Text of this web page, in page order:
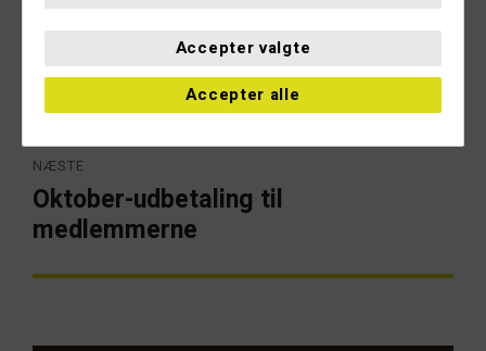
Accepter valgte
Accepter alle
Indlægsnavigation
Forrige
Haves: Godt studiejob i København
NÆSTE
Næste
Oktober-udbetaling til
medlemmerne